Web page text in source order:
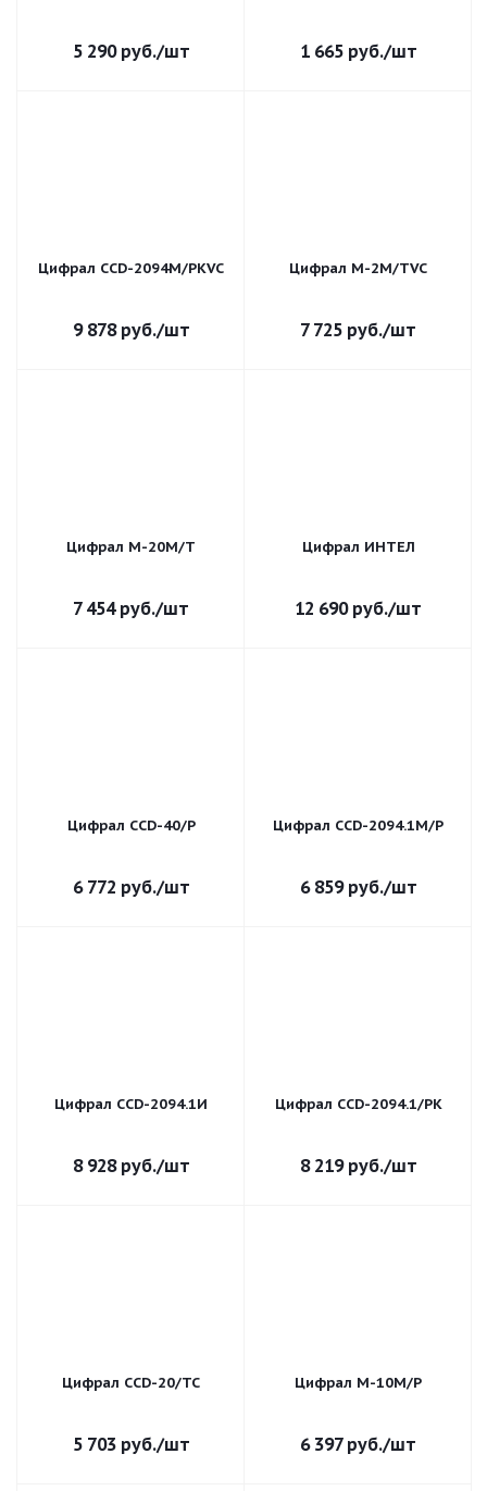
5 290руб./шт 1 665руб./шт
Цифрал CCD-2094М/РКVC
9 878руб./шт
Цифрал М-2М/TVC
7 725 руб./шт
Цифрал М-20М/Т
7 454руб./шт
Цифрал ИНТЕЛ
12 690руб./шт
Цифрал CCD-40/Р
6 772 руб./шт
Цифрал CCD-2094.1М/P
6 859руб./шт
Цифрал CCD-2094.1И
8 928руб./шт
Цифрал CCD-2094.1/РК
8 219руб./шт
Цифрал CCD-20/ТС
5 703руб./шт
Цифрал М-10М/Р
6 397руб./шт